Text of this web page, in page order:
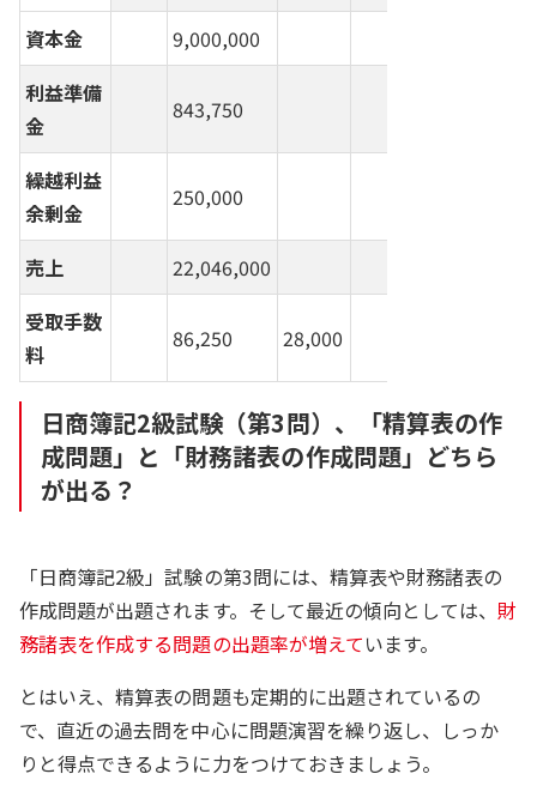
資本金
9,000,000
利益準備
金
843,750
繰越利益
余剰金
250,000
売上 22,046,000
受取手数
料
86,250 28,000
日商簿記2級試験（第3問）、「精算表の作
成問題」と「財務諸表の作成問題」どちら
が出る？
「日商簿記2級」試験の第3問には、精算表や財務諸表の
作成問題が出題されます。そして最近の傾向としては、財
務諸表を作成する問題の出題率が増えています。
とはいえ、精算表の問題も定期的に出題されているの
で、直近の過去問を中心に問題演習を繰り返し、しっか
りと得点できるように力をつけておきましょう。